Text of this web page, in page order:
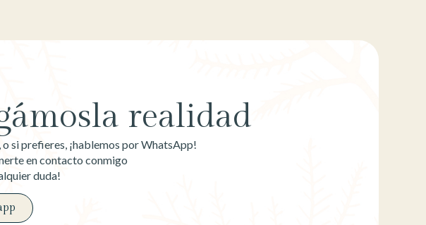
realidad
si prefieres, ¡hablemos por WhatsApp!
en contacto conmigo
duda!